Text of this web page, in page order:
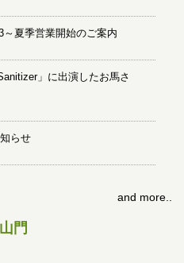
夏季営業開始のご案内
」に出演したお馬さ
らせ
and more..
門